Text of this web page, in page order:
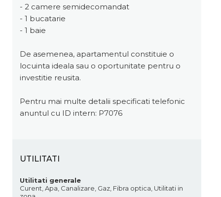
- 2 camere semidecomandat
- 1 bucatarie
- 1 baie
De asemenea, apartamentul constituie o
locuinta ideala sau o oportunitate pentru o
investitie reusita.
Pentru mai multe detalii specificati telefonic
anuntul cu ID intern: P7076
UTILITATI
Utilitati generale
Curent, Apa, Canalizare, Gaz, Fibra optica, Utilitati in